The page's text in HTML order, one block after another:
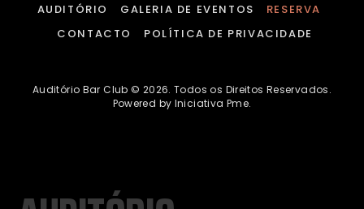
AUDITÓRIO GALERIA DE EVENTOS
RESERVA
CONTACTO
POLÍTICA DE PRIVACIDADE
Auditório Bar Club © 2026. Todos os Direitos Reservados.
Powered by Iniciativa Pme.